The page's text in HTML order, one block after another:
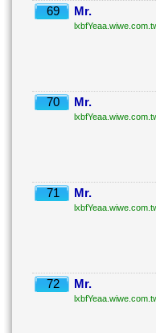
69 Mr.
70 Mr.
71 Mr.
72 Mr.